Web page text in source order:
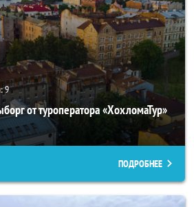
9
от туроператора «ХохломаТур»
ПОДРОБНЕЕ